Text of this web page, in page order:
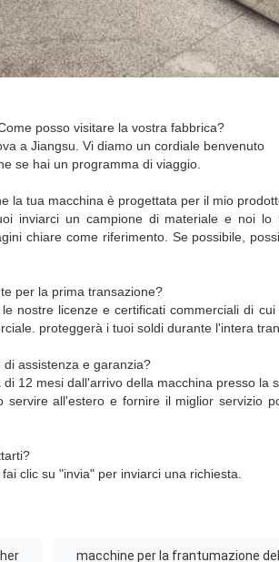
posso visitare la vostra fabbrica?
a Jiangsu. Vi diamo un cordiale benvenuto
se hai un programma di viaggio.
la tua macchina è progettata per il mio
inviarci un campione di materiale e noi lo
chiare come riferimento. Se possibile,
per la prima transazione?
nostre licenze e certificati commerciali di
proteggerà i tuoi soldi durante l'intera
assistenza e garanzia?
12 mesi dall'arrivo della macchina presso la
servire all'estero e fornire il miglior servizio
clic su "invia" per inviarci una richiesta.
macchine per la frantumazione